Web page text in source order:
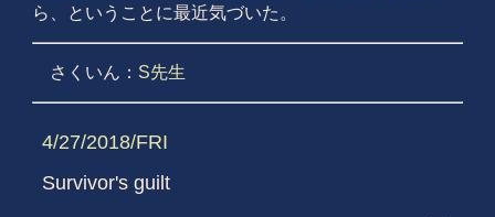
ら、ということに最近気づいた。
さくいん： S先生
4/27/2018/FRI
Survivor's guilt